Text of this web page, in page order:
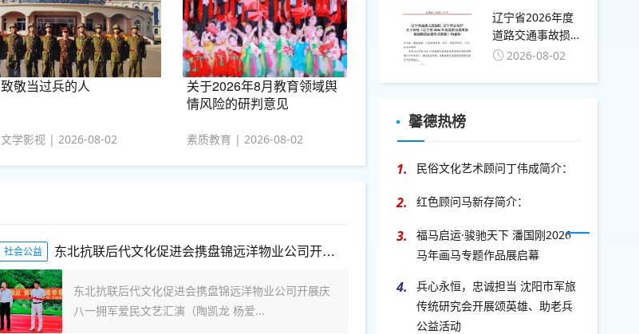
致敬当过兵的人
文学影视 | 2026-08-02
关于2026年8月教育领域舆
情风险的研判意见
素质教育 | 2026-08-02
社会公益 东北抗联后代文化促进会携盘锦远洋物业公司开展庆八一拥军爱民文艺汇演
东北抗联后代文化促进会携盘锦远洋物业公司开展庆
八一拥军爱民文艺汇演（陶凯龙 杨爱...
辽宁省2026年度
道路交通事故损
害赔偿标准有关
2026-08-02
馨德热榜
1. 民俗文化艺术顾问丁伟成简介：
2. 红色顾问马新存简介：
3.
福马启运·骏驰天下 潘国刚2026
马年画马专题作品展启幕
4.
兵心永恒，忠诚担当 沈阳市军旅
传统研究会开展颂英雄、助老兵
公益活动